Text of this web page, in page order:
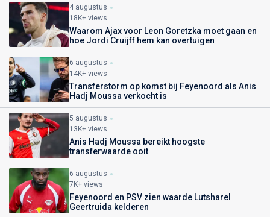
4 augustus
18K+ views
Waarom Ajax voor Leon Goretzka moet gaan en
hoe Jordi Cruijff hem kan overtuigen
6 augustus
14K+ views
Transferstorm op komst bij Feyenoord als Anis
Hadj Moussa verkocht is
5 augustus
13K+ views
Anis Hadj Moussa bereikt hoogste
transferwaarde ooit
6 augustus
7K+ views
Feyenoord en PSV zien waarde Lutsharel
Geertruida kelderen